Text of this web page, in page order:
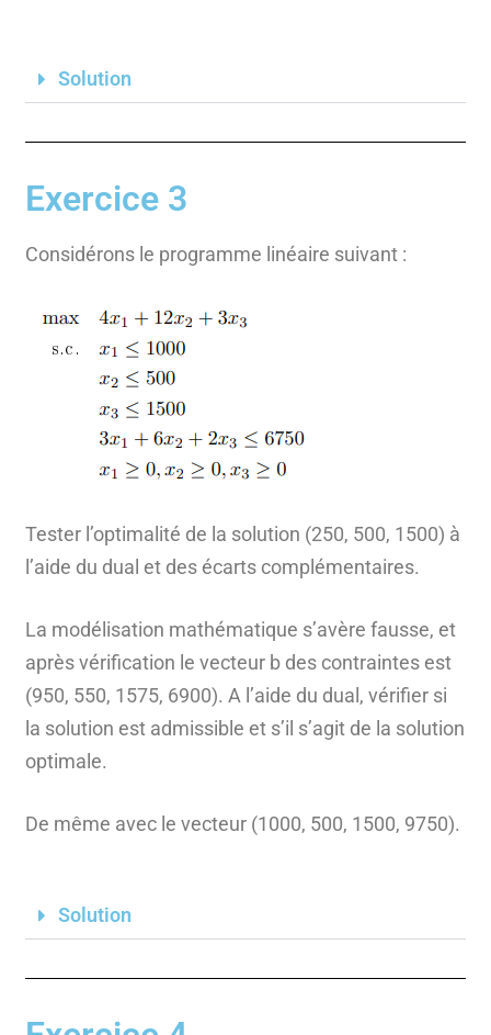
Solution
Exercice 3
Considérons le programme linéaire suivant :
Tester l’optimalité de la solution (250, 500, 1500) à
l’aide du dual et des écarts complémentaires.
La modélisation mathématique s’avère fausse, et
après vérification le vecteur b des contraintes est
(950, 550, 1575, 6900). A l’aide du dual, vérifier si
la solution est admissible et s’il s’agit de la solution
optimale.
De même avec le vecteur (1000, 500, 1500, 9750).
Solution